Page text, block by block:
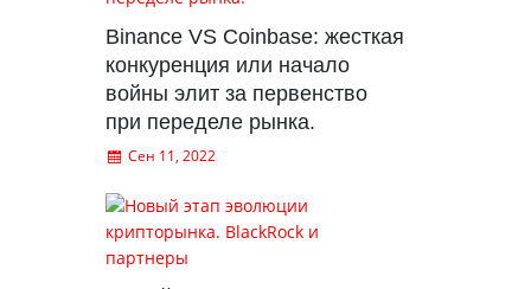
Binance VS Coinbase: жесткая
конкуренция или начало
войны элит за первенство
при переделе рынка.
Сен 11, 2022